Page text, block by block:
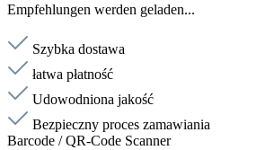
Empfehlungen werden geladen...
Szybka dostawa
łatwa płatność
Udowodniona jakość
Bezpieczny proces zamawiania
Barcode / QR-Code Scanner